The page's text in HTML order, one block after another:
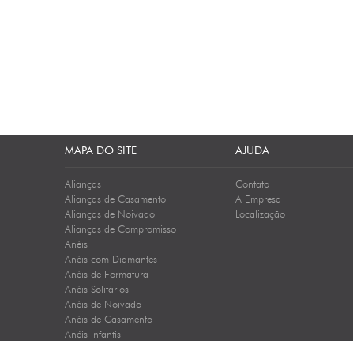
MAPA DO SITE
Alianças
Alianças de Casamento
Alianças de Noivado
Alianças de Compromisso
Anéis
Anéis com Diamantes
Anéis de Formatura
Anéis Solitários
Anéis de Noivado
Anéis de Casamento
Anéis Infantis
AJUDA
Contato
A Empresa
Localização